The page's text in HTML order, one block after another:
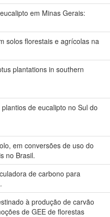
em Minas Gerais:
solos florestais e agrícolas na
plantations in southern
de eucalipto no Sul do
em conversões de uso do
no Brasil.
de carbono para
à produção de carvão
de GEE de florestas